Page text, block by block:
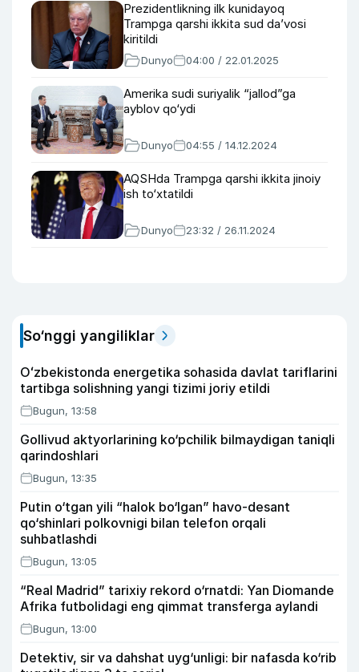
Prezidentlikning ilk kunidayoq
Trampga qarshi ikkita sud da’vosi
kiritildi
Dunyo 04:00 / 22.01.2025
Amerika sudi suriyalik “jallod”ga
ayblov qo‘ydi
Dunyo 04:55 / 14.12.2024
AQSHda Trampga qarshi ikkita jinoiy
ish to‘xtatildi
Dunyo 23:32 / 26.11.2024
So‘nggi yangiliklar
Oʻzbekistonda energetika sohasida davlat tariflarini
tartibga solishning yangi tizimi joriy etildi
Bugun, 13:58
Gollivud aktyorlarining ko‘pchilik bilmaydigan taniqli
qarindoshlari
Bugun, 13:35
Putin o‘tgan yili “halok bo‘lgan” havo-desant
qo‘shinlari polkovnigi bilan telefon orqali
suhbatlashdi
Bugun, 13:05
“Real Madrid” tarixiy rekord o‘rnatdi: Yan Diomande
Afrika futbolidagi eng qimmat transferga aylandi
Bugun, 13:00
Detektiv, sir va dahshat uyg‘unligi: bir nafasda ko‘rib